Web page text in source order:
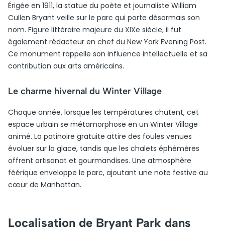
Érigée en 1911, la statue du poète et journaliste William
Cullen Bryant veille sur le parc qui porte désormais son
nom. Figure littéraire majeure du XIXe siècle, il fut
également rédacteur en chef du New York Evening Post.
Ce monument rappelle son influence intellectuelle et sa
contribution aux arts américains.
Le charme hivernal du Winter Village
Chaque année, lorsque les températures chutent, cet
espace urbain se métamorphose en un Winter Village
animé. La patinoire gratuite attire des foules venues
évoluer sur la glace, tandis que les chalets éphémères
offrent artisanat et gourmandises. Une atmosphère
féérique enveloppe le parc, ajoutant une note festive au
cœur de Manhattan.
Localisation de Bryant Park dans